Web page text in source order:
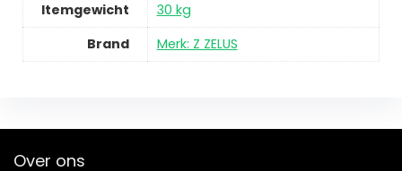
Itemgewicht
30 kg
Brand
Merk: Z ZELUS
Over ons